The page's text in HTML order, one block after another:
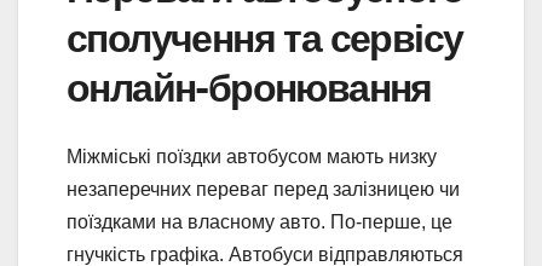
сполучення та сервісу
онлайн-бронювання
Міжміські поїздки автобусом мають низку
незаперечних переваг перед залізницею чи
поїздками на власному авто. По-перше, це
гнучкість графіка. Автобуси відправляються